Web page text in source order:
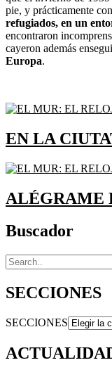
pie, y prácticamente
refugiados, en un
encontraron
cayeron además
Europa.
EN LA
ALÉGRAME
Buscador
SECCIONES
SECCIONES